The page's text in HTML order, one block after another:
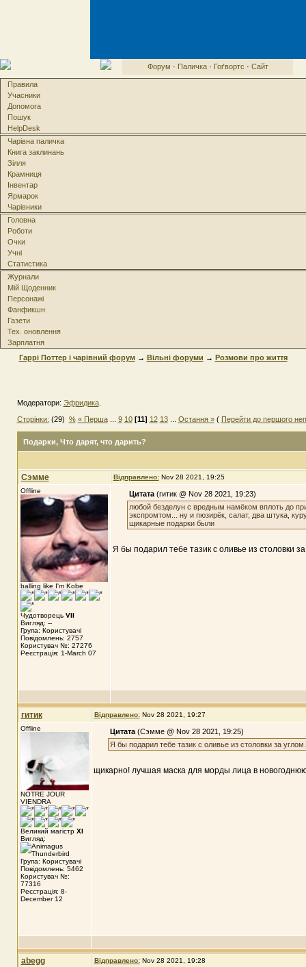
Форум · Паличка· Гоґвортс · Сайт
Правила
Учасники
Допомога
Пошук
HelpDesk
Чарівна паличка
Книга заклинань
Зілля
Крамниця
Інвентар
Ярмарок
Чарівники
Головна
Роботи
Очки
Учні
Статистика
Журнали
Мій Щоденник
Персонажі
Фанфикшн
Газети
Тех. оновлення
Зарплатня
Гаррі Поттер і чарівний форум→ Вільні форуми → Розмови про життя
Модератори: Эфридика.
Сторінки: (29) % « Перша... 9 10 [11] 12 13... Остання »( Перейти до першого
Подарки, Что дарят, что дарить?
Сэмме Відправлено: Nov 28 2021, 19:25
Offline
balling like I'm Kobe
Чудотворець VII
Вигляд: --
Група: Користувачі
Повідомлень: 2757
Користувач №: 27276
Реєстрація: 1-March 07
Цитата(гитик @ Nov 28 2021, 19:23)
любой безделун с вредным намёком вплоть до
экспромтом... ну и пюзирёк, салат, два штука,
щикарные подарки были
Я бы подарил тебе тазик с оливье из столовки за
гитик Відправлено: Nov 28 2021, 19:27
Offline
NOTRE JOUR
VIENDRA
Великий магістр XI
Вигляд:
Група: Користувачі
Повідомлень: 5462
Користувач №:
77316
Реєстрація: 8-
December 12
Цитата (Сэмме @ Nov 28 2021, 19:25)
Я бы подарил тебе тазик с оливье из столовки за углом.
щикарно! лучшая маска для морды лица в
abegg Відправлено: Nov 28 2021, 19:28